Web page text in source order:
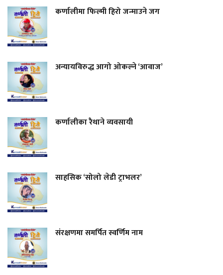
कर्णालीमा फिल्मी हिरो जन्माउने जग
अन्यायविरुद्ध आगो ओकल्ने ‘आवाज’
कर्णालीका रैथाने व्यवसायी
साहसिक ‘सोलो लेडी ट्राभलर’
संरक्षणमा समर्पित स्वर्णिम नाम